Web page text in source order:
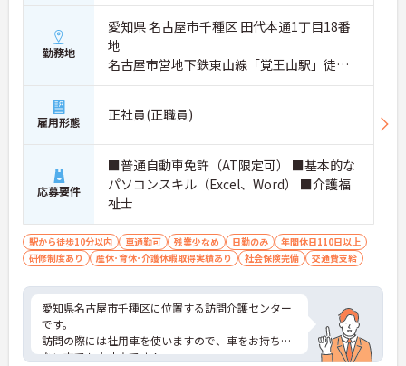
勤務地
愛知県 名古屋市千種区 田代本通1丁目18番
地
名古屋市営地下鉄東山線「覚王山駅」徒歩6
分
雇用形態 正社員(正職員)
応募要件
■普通自動車免許（AT限定可） ■基本的な
パソコンスキル（Excel、Word） ■介護福
祉士
駅から徒歩10分以内 車通勤可 残業少なめ 日勤のみ
年間休日110日以上
研修制度あり
産休･育休･介護休暇取得実績あり 社会保険完備 交通費支給
愛知県名古屋市千種区に位置する訪問介護センター
です。
訪問の際には社用車を使いますので、車をお持ちで
ない方でも大丈夫です！